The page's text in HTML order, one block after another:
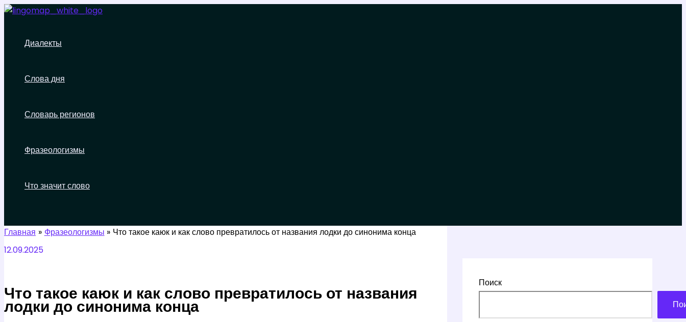
Перейти
Диалекты
Слова дня
Словарь регионов
Фразеологизмы
Что значит слово
Главная Фразеологизмы
Что такое каюк и как слово превратилось от названия лодки до синонима конца
12.09.2025
Что такое каюк и как слово превратилось от названия
лодки до синонима конца
Поиск